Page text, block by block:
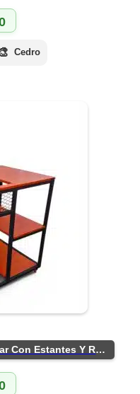
Cedro
Mueble Para Horno De Empotrar Con Estantes Y Ruedas